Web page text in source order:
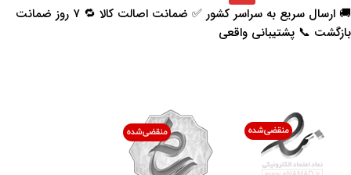
🚚 ارسال سریع به سراسر کشور ✅ ضمانت اصالت کالا 🔁 ۷ روز ضمانت
بازگشت 📞 پشتیبانی واقعی